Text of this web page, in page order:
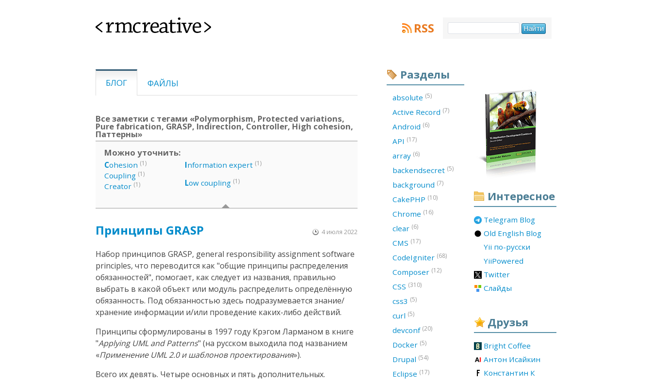
<rmcreative> RSS
БЛОГ ФАЙЛЫ
Все заметки с тегами «Polymorphism, Protected variations,
Pure fabrication, GRASP, Indirection, Controller, High cohesion,
Паттерны»
Можно уточнить:
Cohesion (1)
Coupling (1)
Creator (1)
Information expert (1)
Low coupling (1)
Принципы GRASP 4 июля 2022
Набор принципов GRASP, general responsibility assignment software
principles, что переводится как "общие принципы распределения
обязанностей", помогает, как следует из названия, правильно
выбрать в какой объект или модуль распределить определённую
обязанность. Под обязанностью здесь подразумевается знание/
хранение информации и/или проведение каких-либо действий.
Принципы сформулированы в 1997 году Крэгом Ларманом в книге
"Applying UML and Patterns" (на русском выходила под названием
«Применение UML 2.0 и шаблонов проектирования»).
Всего их девять. Четыре основных и пять дополнительных.
Интересное
Telegram Blog
Old English Blog
Yii по-русски
YiiPowered
Twitter
Слайды
Друзья
Bright Coffee
Антон Исайкин
Константин К
Разделы
absolute (5)
Active Record (7)
Android (6)
API (17)
array (6)
backendsecret (5)
background (7)
CakePHP (10)
Chrome (16)
clear (6)
CMS (17)
CodeIgniter (68)
Composer (12)
CSS (310)
css3 (5)
curl (5)
devconf (20)
Docker (5)
Drupal (54)
Eclipse (17)